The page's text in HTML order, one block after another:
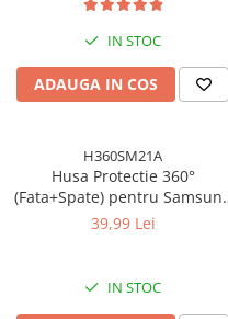
inchis
IN STOC
ADAUGA IN COS
H360SM21A
Husa Protectie 360°
(Fata+Spate) pentru
Galaxy A06, Transparanta,
39,99 Lei
IN STOC